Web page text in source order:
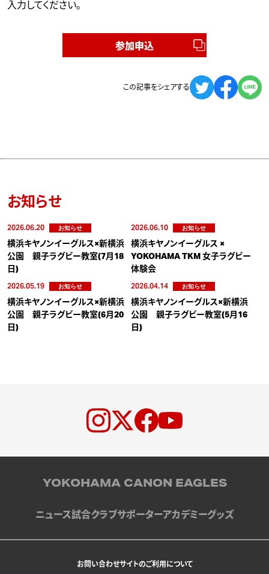
入力してください。
参加申込
この記事をシェアする
お知らせ
2026.06.20 お知らせ
横浜キヤノンイーグルス×新横浜
公園 親子ラグビー教室(7月18
日)
2026.06.10 お知らせ
横浜キヤノンイーグルス ×
YOKOHAMA TKM 女子ラグビー
体験会
2026.05.19 お知らせ
横浜キヤノンイーグルス×新横浜
公園 親子ラグビー教室(6月20
日)
2026.04.14 お知らせ
横浜キヤノンイーグルス×新横浜
公園 親子ラグビー教室(5月16
日)
YOKOHAMA CANON EAGLES
ニュース試合クラブサポーターアカデミーグッズ
お問い合わせサイトのご利用について